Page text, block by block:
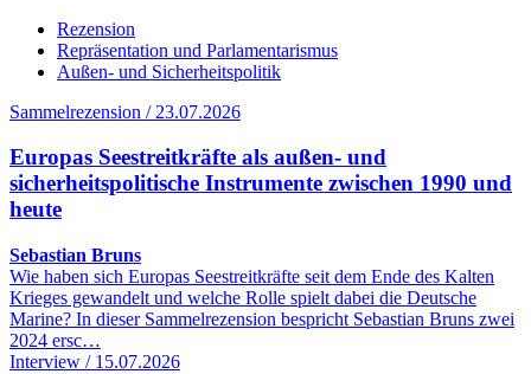
Rezension
Repräsentation und Parlamentarismus
Außen- und Sicherheitspolitik
Sammelrezension / 23.07.2026
Europas Seestreitkräfte als außen- und
sicherheitspolitische Instrumente zwischen 1990 und
heute
Sebastian Bruns
Wie haben sich Europas Seestreitkräfte seit dem Ende des Kalten
Krieges gewandelt und welche Rolle spielt dabei die Deutsche
Marine? In dieser Sammelrezension bespricht Sebastian Bruns zwei
2024 ersc…
Interview / 15.07.2026